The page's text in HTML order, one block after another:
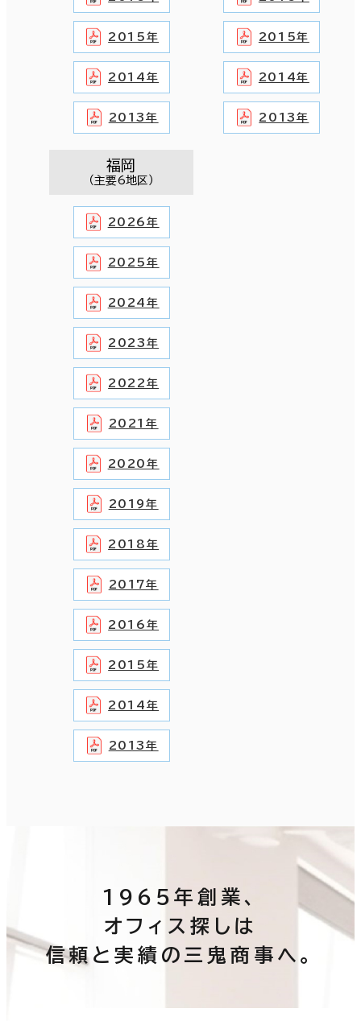
2015年
2014年
2013年
2015年
2014年
2013年
福岡
（主要6地区）
2026年
2025年
2024年
2023年
2022年
2021年
2020年
2019年
2018年
2017年
2016年
2015年
2014年
2013年
1965年創業、
オフィス探しは
信頼と実績の三鬼商事へ。